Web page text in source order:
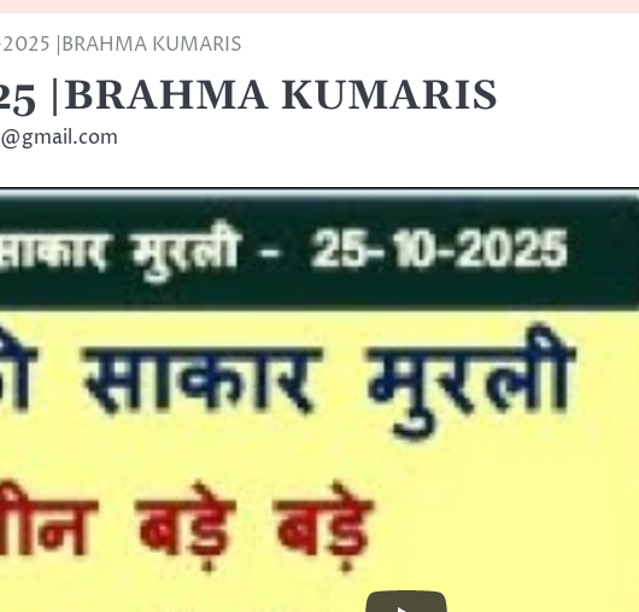
|BRAHMA KUMARIS
|BRAHMA KUMARIS